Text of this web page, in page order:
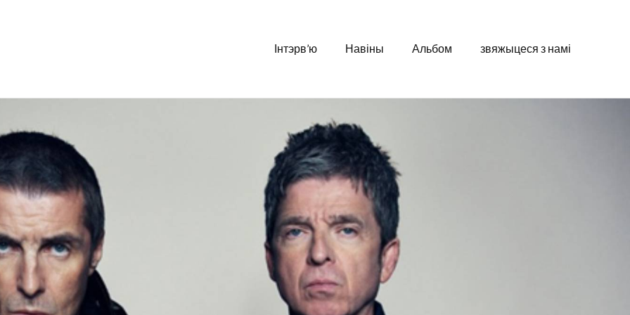
Інтэрв’ю Навіны Альбом звяжыцеся з намі